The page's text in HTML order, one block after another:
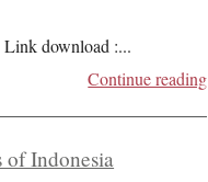
download :...
Continue reading
of Indonesia